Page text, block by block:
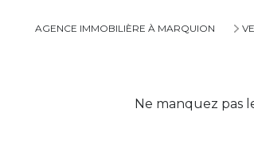
AGENCE IMMOBILIÈRE À MARQUION
Ne manquez pas